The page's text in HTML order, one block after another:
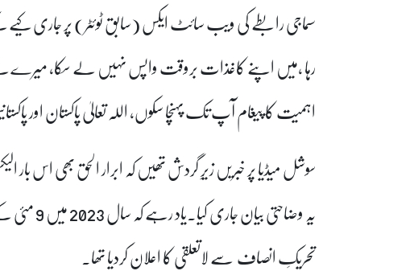
سماجی رابطے کی ویب سائٹ ایکس (سابق ٹوئٹر) پر جاری کیے
رہا ،میں اپنے کاغذات بروقت واپس نہیں لے سکا، میرے
اہمیت کا پیغام آپ تک پہنچا سکوں، اللہ تعالیٰ پاکستان اور
سوشل میڈیا پر خبریں زیرِ گردش تھیں کہ ابرار الحق بھی اس
یہ
تحریکِ انصاف سے لاتعلقی کا اعلان کردیا تھا۔